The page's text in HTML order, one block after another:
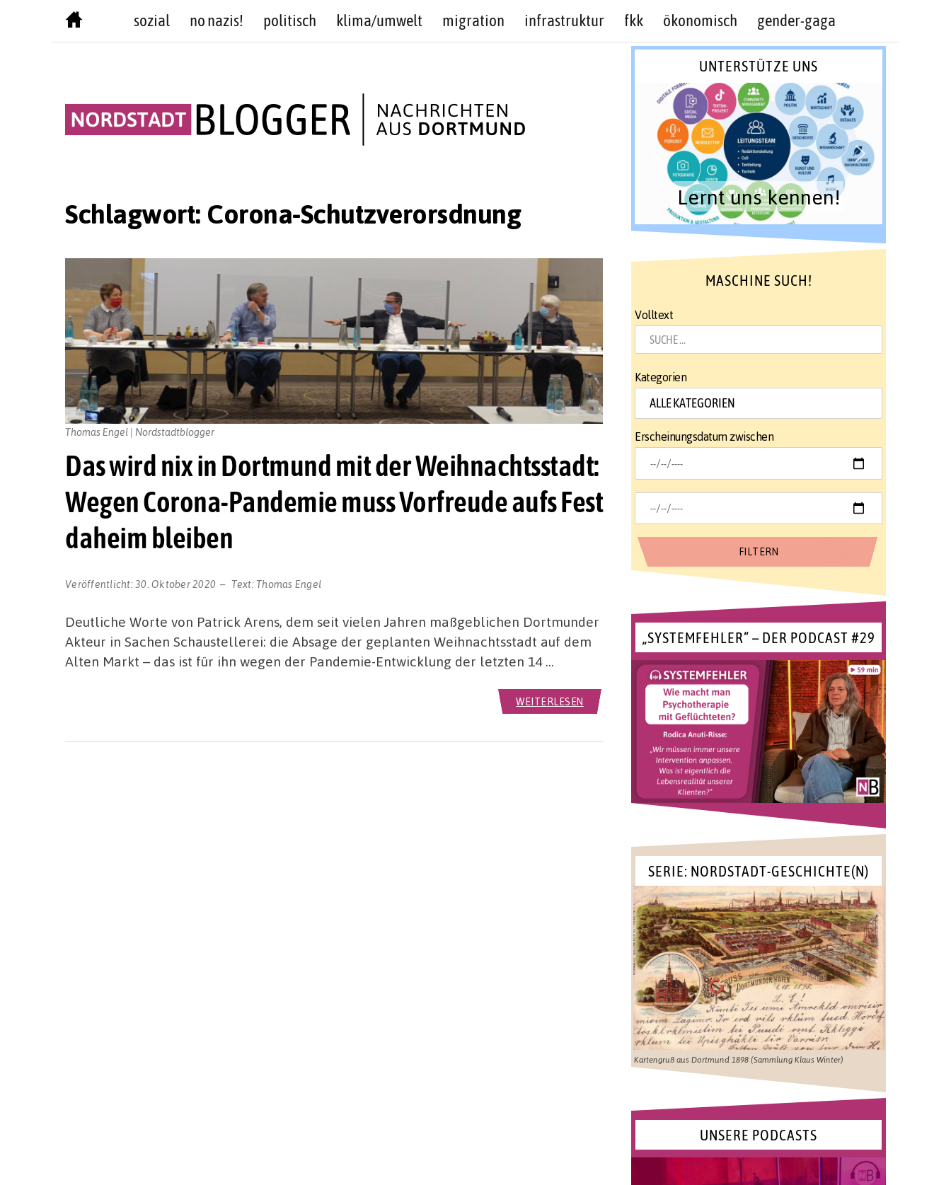
sozial no nazis! politisch klima/umwelt migration infrastruktur fkk ökonomisch gender-gaga
Schlagwort: Corona-Schutzverorsdnung
Das wird nix in Dortmund mit der Weihnachtsstadt:
Wegen Corona-Pandemie muss Vorfreude aufs Fest
daheim bleiben
Veröffentlicht:30. Oktober 2020 Text:Thomas Engel
Thomas Engel | Nordstadtblogger
Deutliche Worte von Patrick Arens, dem seit vielen Jahren maßgeblichen Dortmunder
Akteur in Sachen Schaustellerei: die Absage der geplanten Weihnachtsstadt auf dem
Alten Markt – das ist für ihn wegen der Pandemie-Entwicklung der letzten 14 …
WEITERLESEN
UNTERSTÜTZE UNS
Lernt uns kennen!
MASCHINE SUCH!
Volltext
Kategorien
Erscheinungsdatum zwischen
„SYSTEMFEHLER“ – DER PODCAST #29
SERIE: NORDSTADT-GESCHICHTE(N)
Kartengruß aus Dortmund 1898 (Sammlung Klaus Winter)
UNSERE PODCASTS